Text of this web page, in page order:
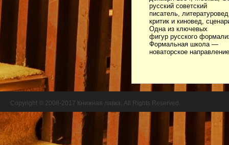
русский советский
писатель,
критик и киновед,
Одна из ключевых
фигур русского
Формальная школа —
новаторское
Copyright © 2008-2017 Книжная лавка. All Rights Reserved.